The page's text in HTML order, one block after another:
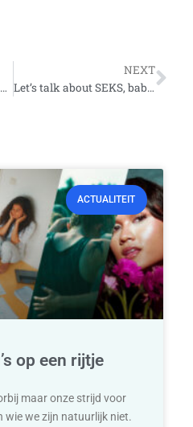
Damn Honey in Theater: De geschiedenis van hun feminisme
NEXT
Let’s talk about SEKS, baby!
ACTUALITEIT
op een rijtje
maar onze strijd voor
wie we zijn natuurlijk niet.